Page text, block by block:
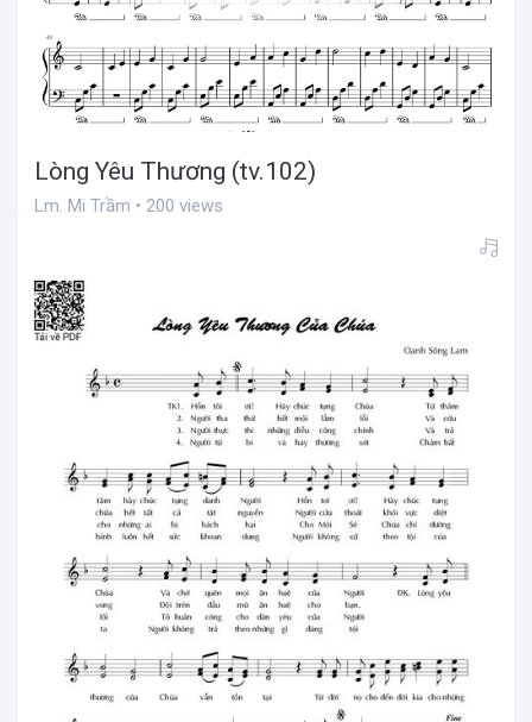
Lòng Yêu Thương (tv.102)
Lm. Mi Trầm • 200 views